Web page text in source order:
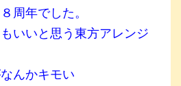
周年でした。
いいと思う東方アレンジ
んかキモい